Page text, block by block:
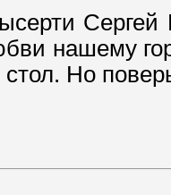
Сергей
нашему
Но